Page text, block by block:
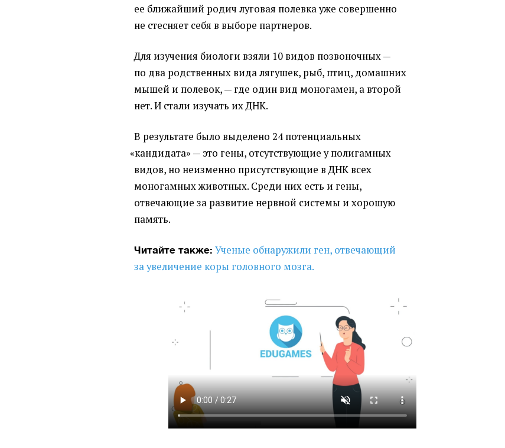
ее ближайший родич луговая полевка уже совершенно
не стесняет себя в выборе партнеров.
Для изучения биологи взяли 10 видов позвоночных —
по два родственных вида лягушек, рыб, птиц, домашних
мышей и полевок, — где один вид моногамен, а второй
нет. И стали изучать их ДНК.
В результате было выделено 24 потенциальных
«кандидата» — это гены, отсутствующие у полигамных
видов, но неизменно присутствующие в ДНК всех
моногамных животных. Среди них есть и гены,
отвечающие за развитие нервной системы и хорошую
память.
Читайте также: Ученые обнаружили ген, отвечающий
за увеличение коры головного мозга.